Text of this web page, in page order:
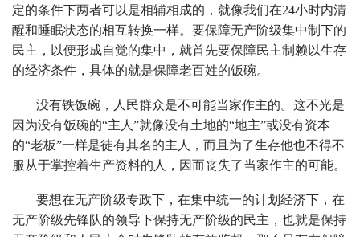
定的条件下两者可以是相辅相成的，就像我们在24小时内清
醒和睡眠状态的相互转换一样。要保障无产阶级集中制下的
民主，以便形成自觉的集中，就首先要保障民主制赖以生存
的经济条件，具体的就是保障老百姓的饭碗。
没有铁饭碗，人民群众是不可能当家作主的。这不光是
因为没有饭碗的“主人”就像没有土地的“地主”或没有资本
的“老板”一样是徒有其名的主人，而且为了生存他也不得不
服从于掌控着生产资料的人，因而丧失了当家作主的可能。
要想在无产阶级专政下，在集中统一的计划经济下，在
无产阶级先锋队的领导下保持无产阶级的民主，也就是保持